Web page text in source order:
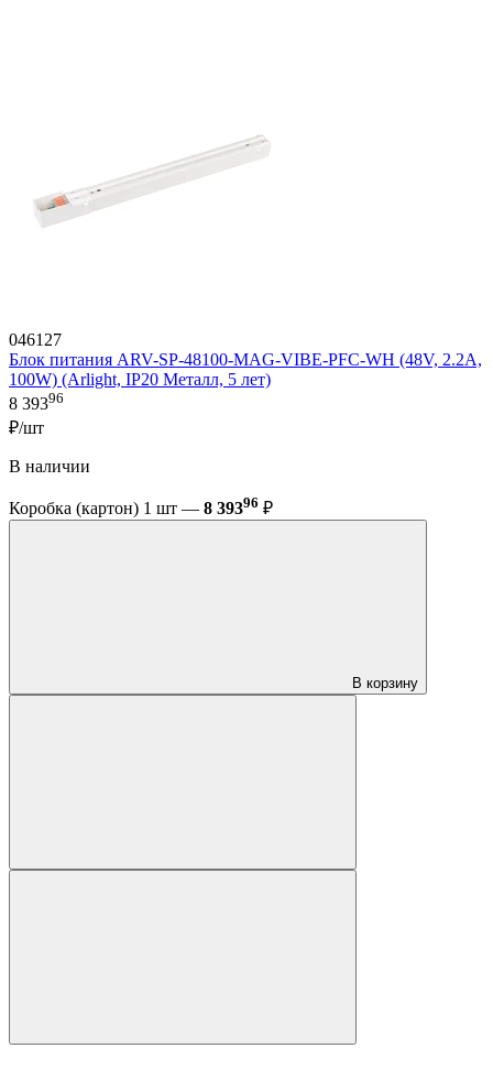
046127
Блок питания ARV-SP-48100-MAG-VIBE-PFC-WH (48V, 2.2A,
100W) (Arlight, IP20 Металл, 5 лет)
8 39396
₽/шт
В наличии
Коробка (картон) 1 шт — 8 39396 ₽
В корзину